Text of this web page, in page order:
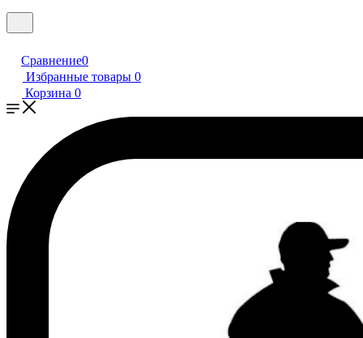
Сравнение0
Избранные товары 0
Корзина 0